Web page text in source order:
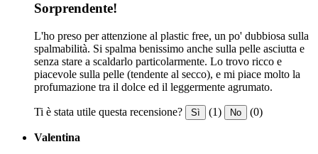
Sorprendente!
L'ho preso per attenzione al plastic free, un po' dubbiosa sulla
spalmabilità. Si spalma benissimo anche sulla pelle asciutta e
senza stare a scaldarlo particolarmente. Lo trovo ricco e
piacevole sulla pelle (tendente al secco), e mi piace molto la
profumazione tra il dolce ed il leggermente agrumato.
Ti è stata utile questa recensione? Sì (1) No (0)
Valentina